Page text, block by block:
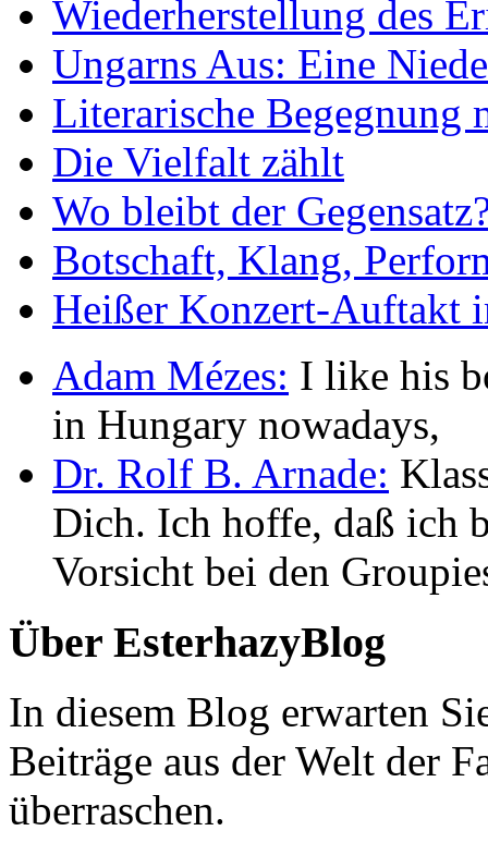
Wiederherstellung des
Ungarns Aus: Eine
Literarische Begegnung
Die Vielfalt zählt
Wo bleibt der
Botschaft, Klang,
Heißer Konzert-Auftakt
Adam Mézes: I like his
in Hungary nowadays,
Dr. Rolf B. Arnade:
Dich. Ich hoffe, daß ich
Vorsicht bei den
Über EsterhazyBlog
In diesem Blog erwarten
Beiträge aus der Welt der
überraschen.